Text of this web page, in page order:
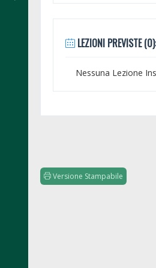
LEZIONI PREVISTE (0):
Nessuna Lezione
Versione Stampabile